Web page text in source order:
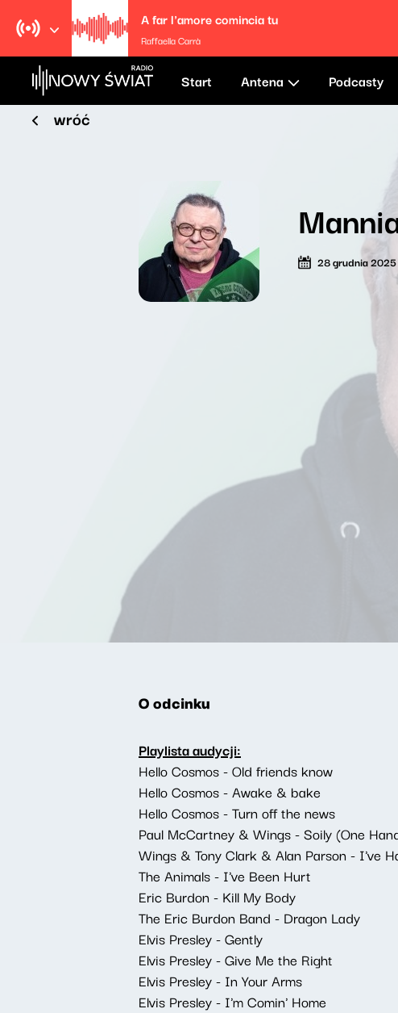
A far l'amore comincia tu
Raffaella Carrà
Start Antena Podcasty
wróć
28 grudnia 2025
O odcinku
Playlista audycji:
Hello Cosmos - Old friends know
Hello Cosmos - Awake & bake
Hello Cosmos - Turn off the news
Paul McCartney & Wings - Soily (One
Wings & Tony Clark & Alan Parson - I've
The Animals - I've Been Hurt
Eric Burdon - Kill My Body
The Eric Burdon Band - Dragon Lady
Elvis Presley - Gently
Elvis Presley - Give Me the Right
Elvis Presley - In Your Arms
Elvis Presley - I'm Comin' Home